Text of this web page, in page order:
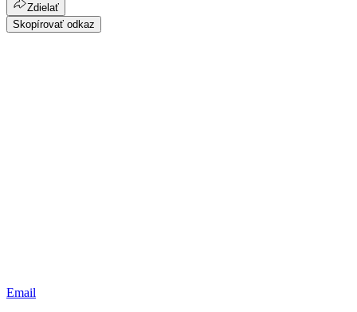
Zdielať
Skopírovať odkaz
Email